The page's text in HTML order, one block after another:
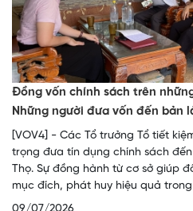
Đồng vốn chính sách trên
Những người đưa vốn đến bản
[VOV4] - Các Tổ trưởng Tổ tiết
trọng đưa tín dụng chính sách
Thọ. Sự đồng hành từ cơ sở giúp
mục đích, phát huy hiệu quả